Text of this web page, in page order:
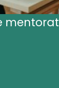
mentorat